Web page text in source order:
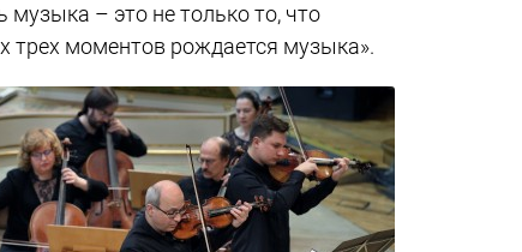
– это не только то, что
трех моментов рождается музыка».